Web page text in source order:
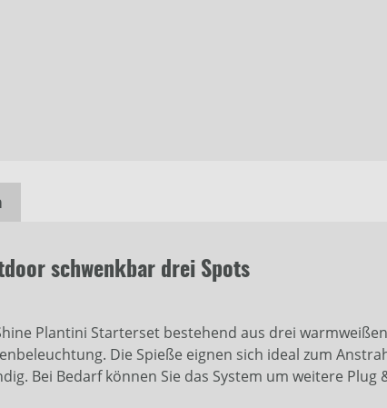
schwenkbar drei Spots
Plantini Starterset bestehend aus drei
Die Spieße eignen sich ideal zum
Bei Bedarf können Sie das System um weitere